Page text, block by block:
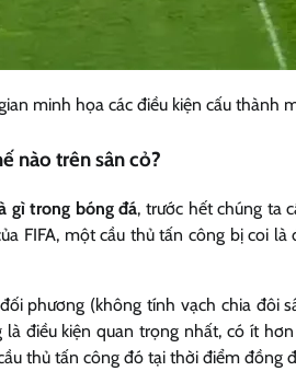
minh họa các điều kiện cấu thành
nào trên sân cỏ?
gì trong bóng đá, trước hết chúng ta
FIFA, một cầu thủ tấn công bị coi
phương (không tính vạch chia đôi
điều kiện quan trọng nhất, có ít hơn
thủ tấn công đó tại thời điểm đồng